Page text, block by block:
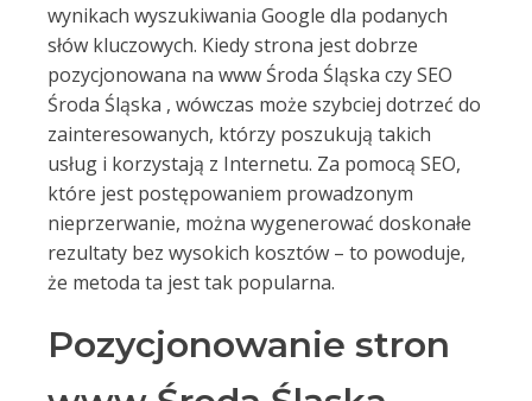
wynikach wyszukiwania Google dla podanych
słów kluczowych. Kiedy strona jest dobrze
pozycjonowana na www Środa Śląska czy SEO
Środa Śląska , wówczas może szybciej dotrzeć do
zainteresowanych, którzy poszukują takich
usług i korzystają z Internetu. Za pomocą SEO,
które jest postępowaniem prowadzonym
nieprzerwanie, można wygenerować doskonałe
rezultaty bez wysokich kosztów – to powoduje,
że metoda ta jest tak popularna.
Pozycjonowanie stron